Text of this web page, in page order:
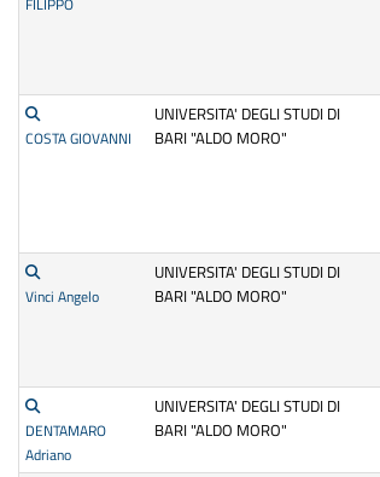
COSTA GIOVANNI
UNIVERSITA' DEGLI STUDI DI
BARI "ALDO MORO"
Vinci Angelo
UNIVERSITA' DEGLI STUDI DI
BARI "ALDO MORO"
DENTAMARO
Adriano
UNIVERSITA' DEGLI STUDI DI
BARI "ALDO MORO"